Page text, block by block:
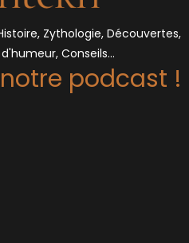
Zythologie, Découvertes,
Conseils…
podcast !